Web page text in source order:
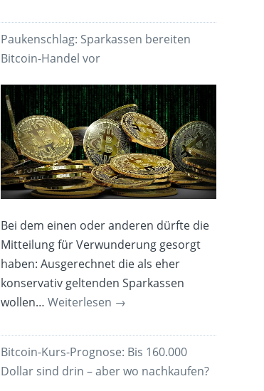
Paukenschlag: Sparkassen bereiten
Bitcoin-Handel vor
Bei dem einen oder anderen dürfte die
Mitteilung für Verwunderung gesorgt
haben: Ausgerechnet die als eher
konservativ geltenden Sparkassen
wollen…Weiterlesen →
Bitcoin-Kurs-Prognose: Bis 160.000
Dollar sind drin – aber wo nachkaufen?